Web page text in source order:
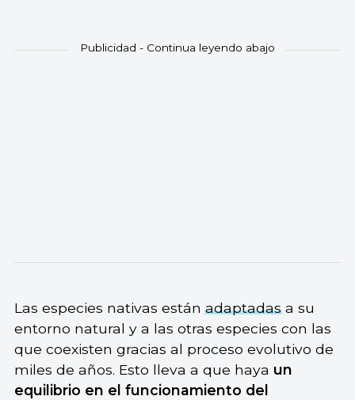
Las especies nativas estánadaptadasa su
entorno natural y a las otras especies con las
que coexisten gracias al proceso evolutivo de
miles de años. Esto lleva a que haya un
equilibrio en el funcionamiento del